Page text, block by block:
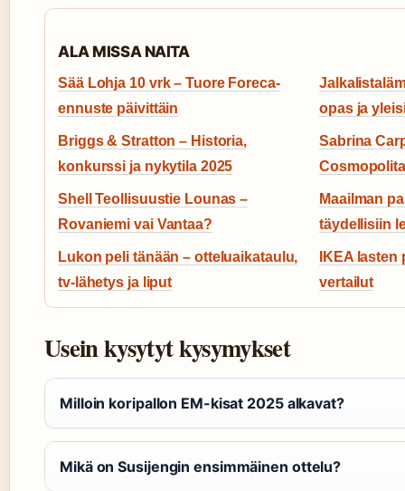
ALA MISSA NAITA
Sää Lohja 10 vrk – Tuore Foreca-
ennuste päivittäin
opas ja
Briggs & Stratton – Historia,
konkurssi ja nykytila 2025
Sabrina
Shell Teollisuustie Lounas –
Rovaniemi vai Vantaa?
Maailman
täydellisiin
Lukon peli tänään – otteluaikataulu,
tv-lähetys ja liput
IKEA
vertailut
Usein kysytyt kysymykset
Milloin koripallon EM-kisat 2025 alkavat?
Mikä on Susijengin ensimmäinen ottelu?